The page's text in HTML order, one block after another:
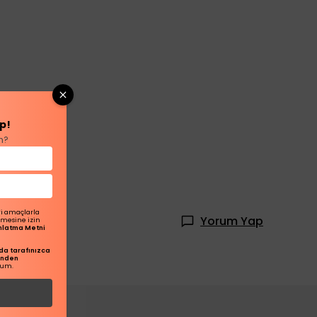
Yorum Yap
amaçlarla
izin
Metni
tarafınızca